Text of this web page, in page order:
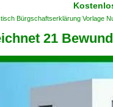
Bürgschaftserklärung Vorlage
21